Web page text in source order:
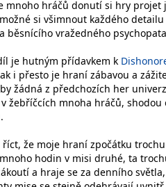
mnoho hráčů donutí si hry
si všimnout každého
běsnícího vražedného
je hutným přídavkem k
i přesto je hraní zábavou a
žádná z předchozích her
v žebříčcích mnoha hráčů,
říct, že moje hraní zpočátku
hodin v misi druhé, ta
a hraje se za denního